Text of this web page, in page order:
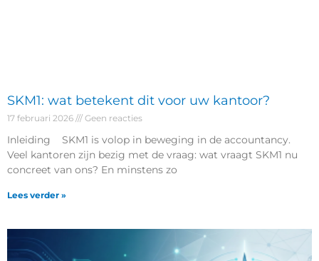
SKM1: wat betekent dit voor uw kantoor?
17 februari 2026 Geen reacties
Inleiding SKM1 is volop in beweging in de accountancy.
Veel kantoren zijn bezig met de vraag: wat vraagt SKM1 nu
concreet van ons? En minstens zo
Lees verder »